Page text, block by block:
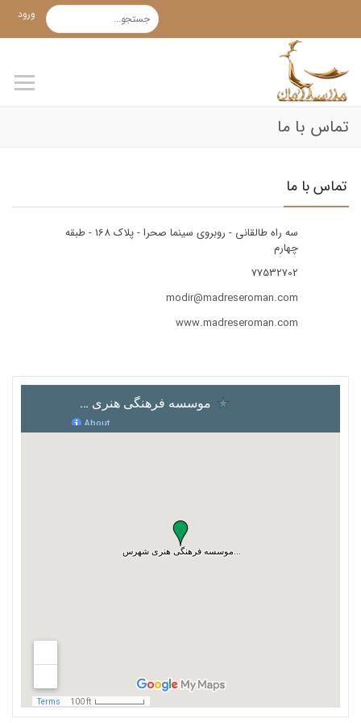
ورود
تماس با ما
تماس با ما
سه راه طالقانی - روبروی سینما صحرا - پلاک 168 - طبقه
چهارم
77532702
modir@madreseroman.com
www.madreseroman.com